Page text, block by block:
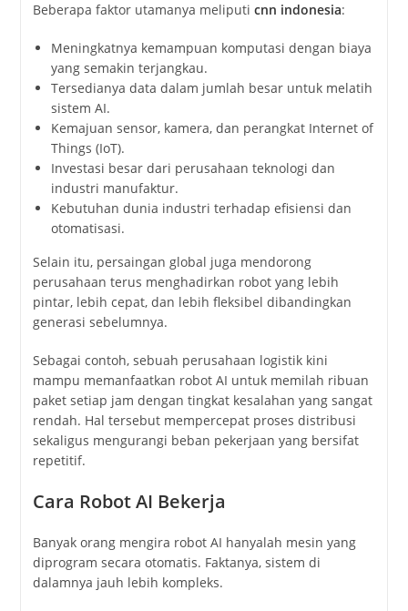
Beberapa faktor utamanya meliputi cnn indonesia:
Meningkatnya kemampuan komputasi dengan biaya
yang semakin terjangkau.
Tersedianya data dalam jumlah besar untuk melatih
sistem AI.
Kemajuan sensor, kamera, dan perangkat Internet of
Things (IoT).
Investasi besar dari perusahaan teknologi dan
industri manufaktur.
Kebutuhan dunia industri terhadap efisiensi dan
otomatisasi.
Selain itu, persaingan global juga mendorong
perusahaan terus menghadirkan robot yang lebih
pintar, lebih cepat, dan lebih fleksibel dibandingkan
generasi sebelumnya.
Sebagai contoh, sebuah perusahaan logistik kini
mampu memanfaatkan robot AI untuk memilah ribuan
paket setiap jam dengan tingkat kesalahan yang sangat
rendah. Hal tersebut mempercepat proses distribusi
sekaligus mengurangi beban pekerjaan yang bersifat
repetitif.
Cara Robot AI Bekerja
Banyak orang mengira robot AI hanyalah mesin yang
diprogram secara otomatis. Faktanya, sistem di
dalamnya jauh lebih kompleks.